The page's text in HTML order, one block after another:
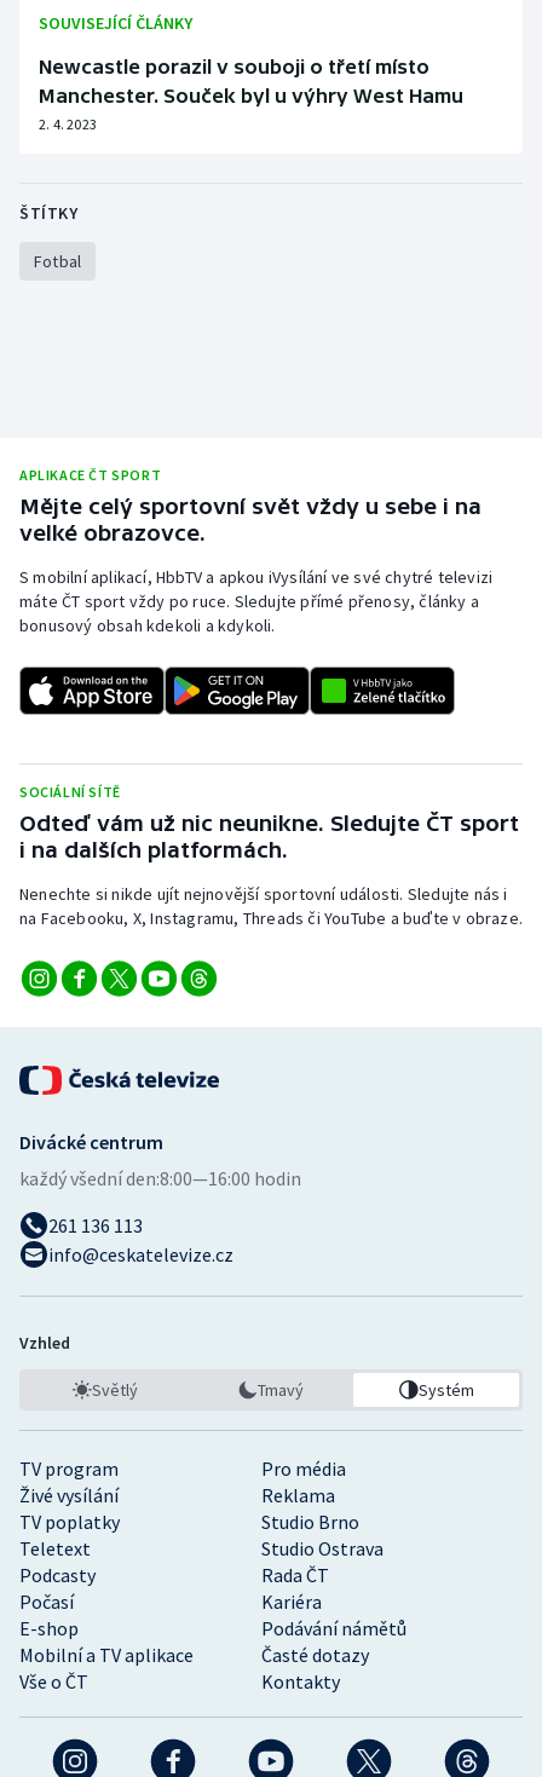
Lyže a snowboard
Moderní pětiboj
Motorsport
Rychlobruslení
Rychlostní kanoistika
Short track
Stolní tenis
Triatlon
Veslování
Vodní slalom
Ostatní
SOUVISEJÍCÍ ČLÁNKY
Newcastle porazil v souboji o třetí místo
Manchester. Souček byl u výhry West Hamu
2. 4. 2023
ŠTÍTKY
Fotbal
APLIKACE ČT SPORT
Mějte celý sportovní svět vždy u sebe i na
velké obrazovce.
S mobilní aplikací, HbbTV a apkou iVysílání ve své chytré televizi
máte ČT sport vždy po ruce. Sledujte přímé přenosy, články a
bonusový obsah kdekoli a kdykoli.
SOCIÁLNÍ SÍTĚ
Odteď vám už nic neunikne. Sledujte ČT sport
i na dalších platformách.
Nenechte si nikde ujít nejnovější sportovní události. Sledujte nás i
na Facebooku, X, Instagramu, Threads či YouTube a buďte v obraze.
TV program
Pro média
Živé vysílání
Reklama
TV poplatky
Studio Brno
Teletext
Studio Ostrava
Podcasty
Rada ČT
Počasí
Kariéra
E-shop
Podávání námětů
Mobilní a TV aplikace
Časté dotazy
Vše o ČT
Kontakty
Divácké centrum
každý všední den:8:00—16:00 hodin
261 136 113
info@ceskatelevize.cz
Vzhled
Světlý Tmavý Systém